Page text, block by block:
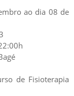
ao dia 08 de
de Fisioterapia